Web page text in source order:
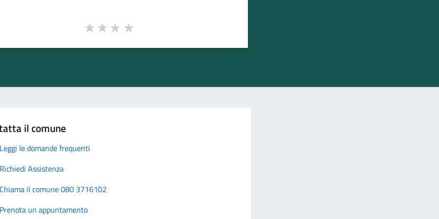
il comune
Leggi le domande frequenti
Richiedi Assistenza
Chiama il comune 080 3716102
Prenota un appuntamento